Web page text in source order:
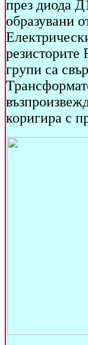
през диода
образувани
групи са
коригира с